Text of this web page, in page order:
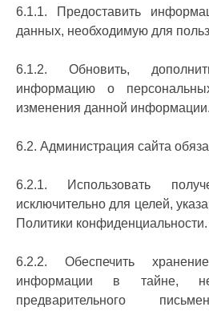
6.1.1. Предоставить
данных, необходимую для
6.1.2. Обновить,
информацию о
изменения данной информации.
6.2. Администрация сайта
6.2.1. Использовать
исключительно для целей,
Политики конфиденциальности.
6.2.2. Обеспечить
информации в тайне,
предварительного